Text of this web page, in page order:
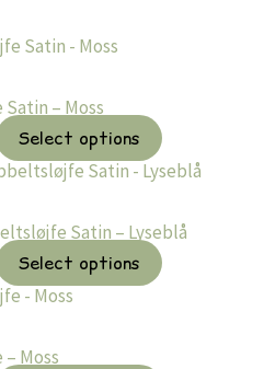
– Moss
Select options
Satin – Lyseblå
Select options
Moss